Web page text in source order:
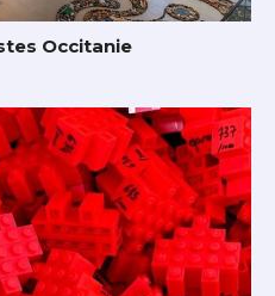
Occitanie